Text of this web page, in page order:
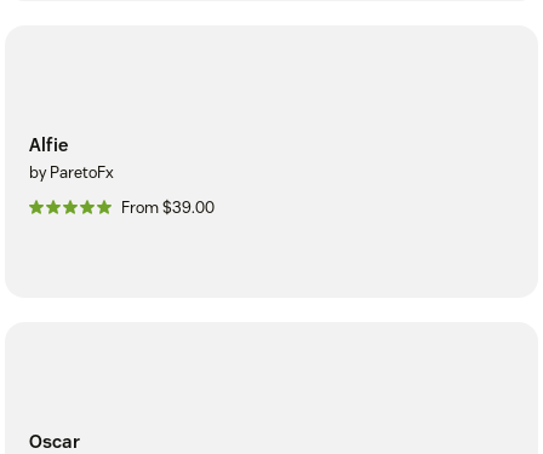
Alfie
by ParetoFx
From $39.00
Oscar